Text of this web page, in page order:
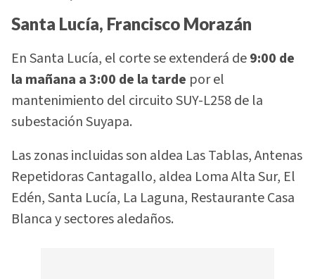
Santa Lucía, Francisco Morazán
En Santa Lucía, el corte se extenderá de9:00 de
la mañana a 3:00 de la tarde por el
mantenimiento del circuito SUY-L258 de la
subestación Suyapa.
Las zonas incluidas son aldea Las Tablas, Antenas
Repetidoras Cantagallo, aldea Loma Alta Sur, El
Edén, Santa Lucía, La Laguna, Restaurante Casa
Blanca y sectores aledaños.